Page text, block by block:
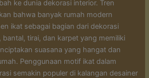
ke dunia dekorasi interior. Tren
bahwa banyak rumah modern
ikat sebagai bagian dari dekorasi
bantal, tirai, dan karpet yang memiliki
suasana yang hangat dan
Penggunaan motif ikat dalam
semakin populer di kalangan desainer